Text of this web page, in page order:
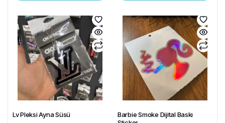
Lv Pleksi Ayna Süsü
Barbie Smoke Dijital Baskı